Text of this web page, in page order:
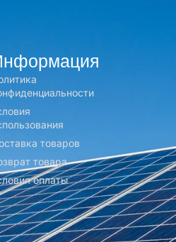
товаров
товара
оплаты